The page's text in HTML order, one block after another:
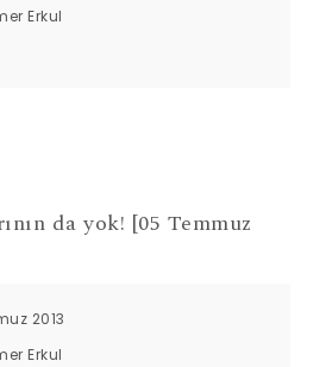
Erkul
da yok! [05 Temmuz
2013
Erkul